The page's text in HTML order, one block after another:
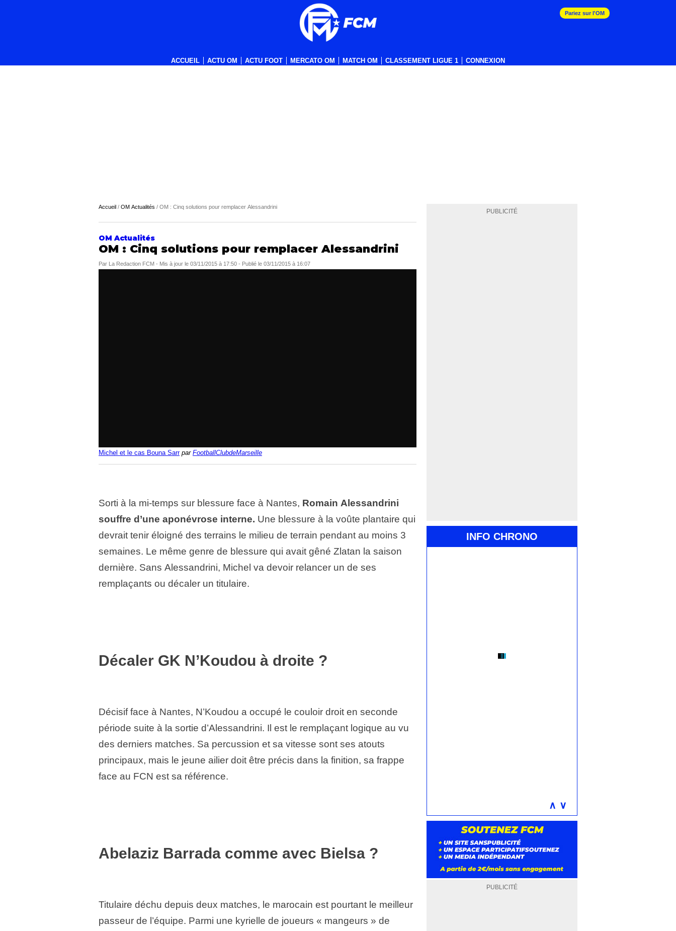
ACCUEIL ACTU OM ACTU FOOT MERCATO OM MATCH OM CLASSEMENT LIGUE 1 CONNEXION
Pariez sur l'OM
PUBLICITÉ
INFO CHRONO
∧ ∨
PUBLICITÉ
Accueil / OM Actualités / OM : Cinq solutions pour remplacer Alessandrini
OM Actualités
OM : Cinq solutions pour remplacer Alessandrini
Par La Redaction FCM - Mis à jour le 03/11/2015 à 17:50 - Publié le 03/11/2015 à 16:07
Michel et le cas Bouna Sarr par FootballClubdeMarseille
Sorti à la mi-temps sur blessure face à Nantes, Romain Alessandrini
souffre d’une aponévrose interne. Une blessure à la voûte plantaire qui
devrait tenir éloigné des terrains le milieu de terrain pendant au moins 3
semaines. Le même genre de blessure qui avait gêné Zlatan la saison
dernière. Sans Alessandrini, Michel va devoir relancer un de ses
remplaçants ou décaler un titulaire.
Décaler GK N’Koudou à droite ?
Décisif face à Nantes, N’Koudou a occupé le couloir droit en seconde
période suite à la sortie d’Alessandrini. Il est le remplaçant logique au vu
des derniers matches. Sa percussion et sa vitesse sont ses atouts
principaux, mais le jeune ailier doit être précis dans la finition, sa frappe
face au FCN est sa référence.
Abelaziz Barrada comme avec Bielsa ?
Titulaire déchu depuis deux matches, le marocain est pourtant le meilleur
passeur de l’équipe. Parmi une kyrielle de joueurs « mangeurs » de